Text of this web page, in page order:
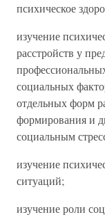
психическое
изучение
расстройств у
социальных
отдельных форм
формирования и
социальным
изучение
ситуаций;
изучение роли